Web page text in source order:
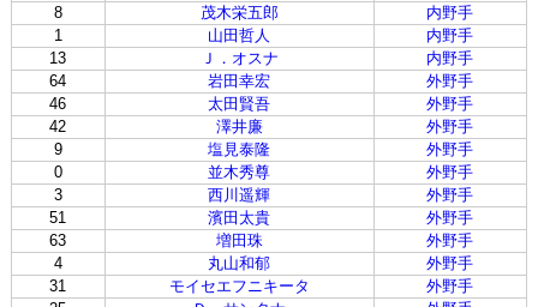
8
茂木栄五郎
内野手
1
山田哲人
内野手
13
Ｊ．オスナ
内野手
64
岩田幸宏
外野手
46
太田賢吾
外野手
42
澤井廉
外野手
9
塩見泰隆
外野手
0
並木秀尊
外野手
3
西川遥輝
外野手
51
濱田太貴
外野手
63
増田珠
外野手
4
丸山和郁
外野手
31
モイセエフニキータ
外野手